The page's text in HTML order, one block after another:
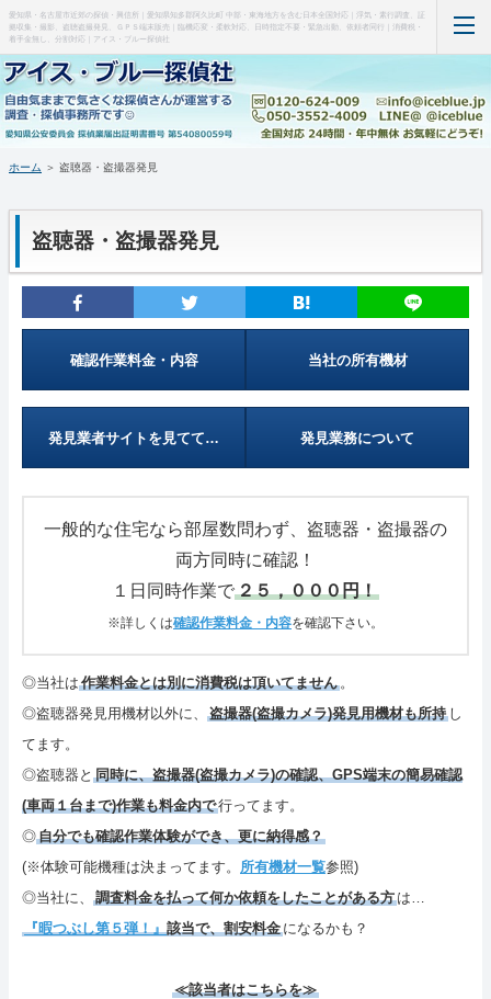
愛知県・名古屋市近郊の探偵・興信所｜愛知県知多郡阿久比町 中部・東海地方を含む日本全国対応｜浮気・素行調査、証
拠収集・撮影、盗聴盗撮発見、ＧＰＳ端末販売｜臨機応変・柔軟対応、日時指定不要・緊急出動、依頼者同行｜消費税・
着手金無し、分割対応｜アイス・ブルー探偵社
ホーム
当事務所について（はじめに・事務所概要）
特徴など(違い・緊急出動・暗所カメラ)
盗聴器・盗撮器発見(料金・機材など)
ＧＰＳ端末の紹介・販売
お問い合わせ・調査の流れ
特定商取引表記・プライバシーポリシー
ご連絡(電話,メール,ブログ,SNS)
カテゴリーメニュー
サイトマップ
ホーム ＞ 盗聴器・盗撮器発見
盗聴器・盗撮器発見
確認作業料金・内容 当社の所有機材
発見業者サイトを見てて… 発見業務について
一般的な住宅なら部屋数問わず、盗聴器・盗撮器の
両方同時に確認！
１日同時作業で２５，０００円！
※詳しくは確認作業料金・内容を確認下さい。
◎当社は 作業料金とは別に消費税は頂いてません 。
◎盗聴器発見用機材以外に、
盗撮器(盗撮カメラ)発見用機材も所持 し
てます。
◎盗聴器と 同時に、盗撮器(盗撮カメラ)の確認、GPS端末の簡易確認
(車両１台まで)作業も料金内で行ってます。
◎自分でも確認作業体験ができ、更に納得感？
(※体験可能機種は決まってます。 所有機材一覧参照)
◎当社に、
調査料金を払って何か依頼をしたことがある方 は…
『暇つぶし第５弾！』 該当で、割安料金 になるかも？
≪該当者はこちらを≫